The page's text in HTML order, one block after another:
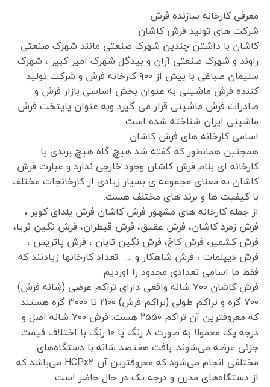
معرفی کارخانه سازنده فرش
شرکت های تولید فرش کاشان
کاشان با داشتن چندین شهرک صنعتی مانند شهرک صنعتی
راوند و شهرک صنعتی آران و بیدگل شهرک امیر کبیر ، شهرک
سلیمان صباغی با بیش از ۹۰۰ کارخانه فرش و شرکت تولید
کننده فرش ماشینی به عنوان بخش اساسی بازار فرش و
صادرات فرش ماشینی قرار می گیرد وبه عنوان پایتخت فرش
ماشینی ایران شناخته شده است.
اسامی کارخانه های فرش کاشان
همچنین همانطور که گفته شد هیچ گاه هیچ برندی یا
کارخانه ای بنام فرش کاشان وجود خارجی ندارد و عبارت فرش
کاشان به معنای مجموعه ی بسیار زیادی از کارخانجات مختلف
با کیفیت ها و برند های مختلف هست.
از جمله کارخانه های مشهور فرش کاشان فرش یلدای کویر ،
فرش زمرد کاشان، فرش عقیق، فرش قیطران، فرش نگین ثریا،
فرش کشمیر، فرش کاخ، فرش نگین تابان ، فرش پاتریس ،
فرش دیپلمات ، فرش شاهکار و …. تعداد کارخانها زیادنند که
فقط ما اسامی تعدادی محدود را اوردیم.
فرش کاشان ۷۰۰ شانه واقعی دارای تراکم عرضی (شانه فرش)
۷۰۰ گره و تراکم طولی (تراکم فرش) ۲۱۰۰ تا ۳۰۰۰ گره هستند
که معروفترین آن تراکم ۲۵۵۰ هست. فرش ۷۰۰ شانه اصل و
درجه یک معمولا به صورت ۸ رنگ یا ۱۰ رنگ با اختلاف قیمت
جزئی عرضه می‌شوند. بافت هفتصد شانه با دستگاه‌های
مختلفی انجام می‌شود که معروفترین آن HCPx2 می‌باشد که
از دستگاه‌های مدرن و درجه یک در حال حاضر است.